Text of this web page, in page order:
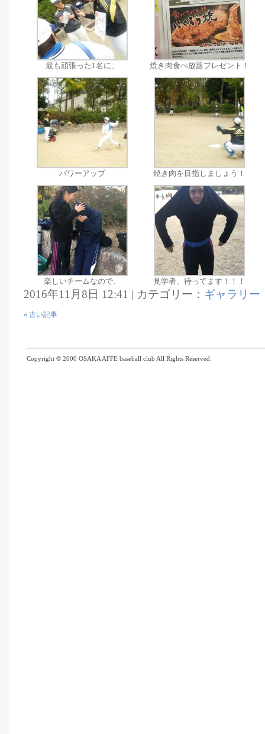
最も頑張った1名に、 焼き肉食べ放題プレゼント！
パワーアップ 焼き肉を目指しましょう！
楽しいチームなので、 見学者、待ってます！！！
2016年11月8日 12:41 | カテゴリー： ギャラリー
« 古い記事
Copyright © 2000 OSAKA AFFE baseball club All Rights Reserved.